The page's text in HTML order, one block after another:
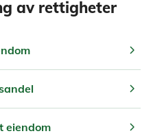
av rettigheter
chevron_right
chevron_right
eiendom chevron_right